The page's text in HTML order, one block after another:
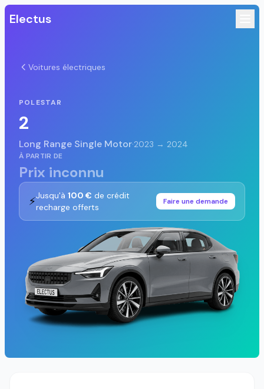
Electus
Voitures électriques
POLESTAR
2
Long Range Single Motor·2023 → 2024
À PARTIR DE
Prix inconnu
⚡Jusqu'à 100 € de crédit
recharge offerts
Faire une demande